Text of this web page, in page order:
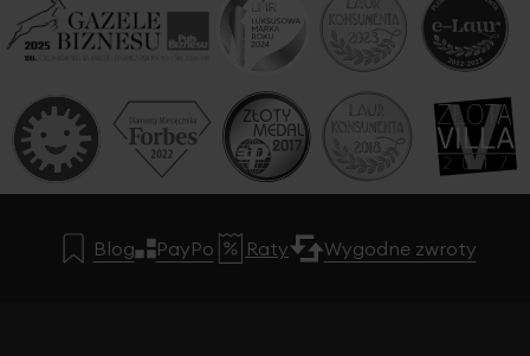
Blog PayPo Raty Wygodne zwroty